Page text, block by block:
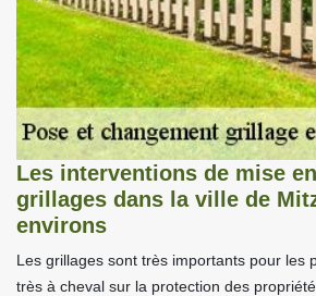
Les interventions de mise
grillages dans la ville de
environs
Les grillages sont très importants pour les
très à cheval sur la protection des